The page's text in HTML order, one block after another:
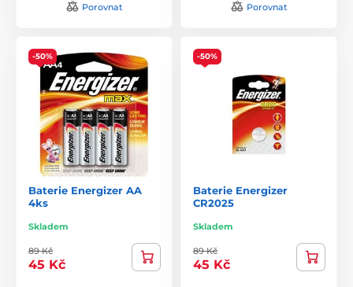
Porovnat Porovnat
-50%
Baterie Energizer AA
4ks
Skladem
89 Kč
45 Kč
-50%
Baterie Energizer
CR2025
Skladem
89 Kč
45 Kč